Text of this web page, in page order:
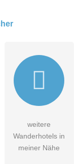
genommen.
weitere
Wanderhotels in
meiner Nähe